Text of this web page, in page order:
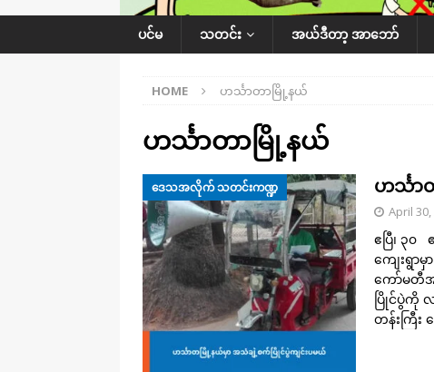
[ August 7, 2026 ] လေးမျက်နှာ၊ အိုင်သပြု
ဒေသအလိုက် သတင်းကဏ္ဍ
ပင်မ သတင်း အယ်ဒီတာ့ အာဘော်
HOME ဟင်္သာတာမြို့နယ်
ဟင်္သာတာမြို့နယ်
ဒေသအလိုက် သတင်းကဏ္ဍ ဟင်္သာ
April 30,
ဧပြီ၊ ၃
ကျေးရွာ
ကော်မတီ
ပြိုင်ပွဲကို လ
တန်းကြီး